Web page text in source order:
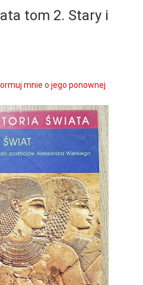
tom 2. Stary i
mnie o jego ponownej